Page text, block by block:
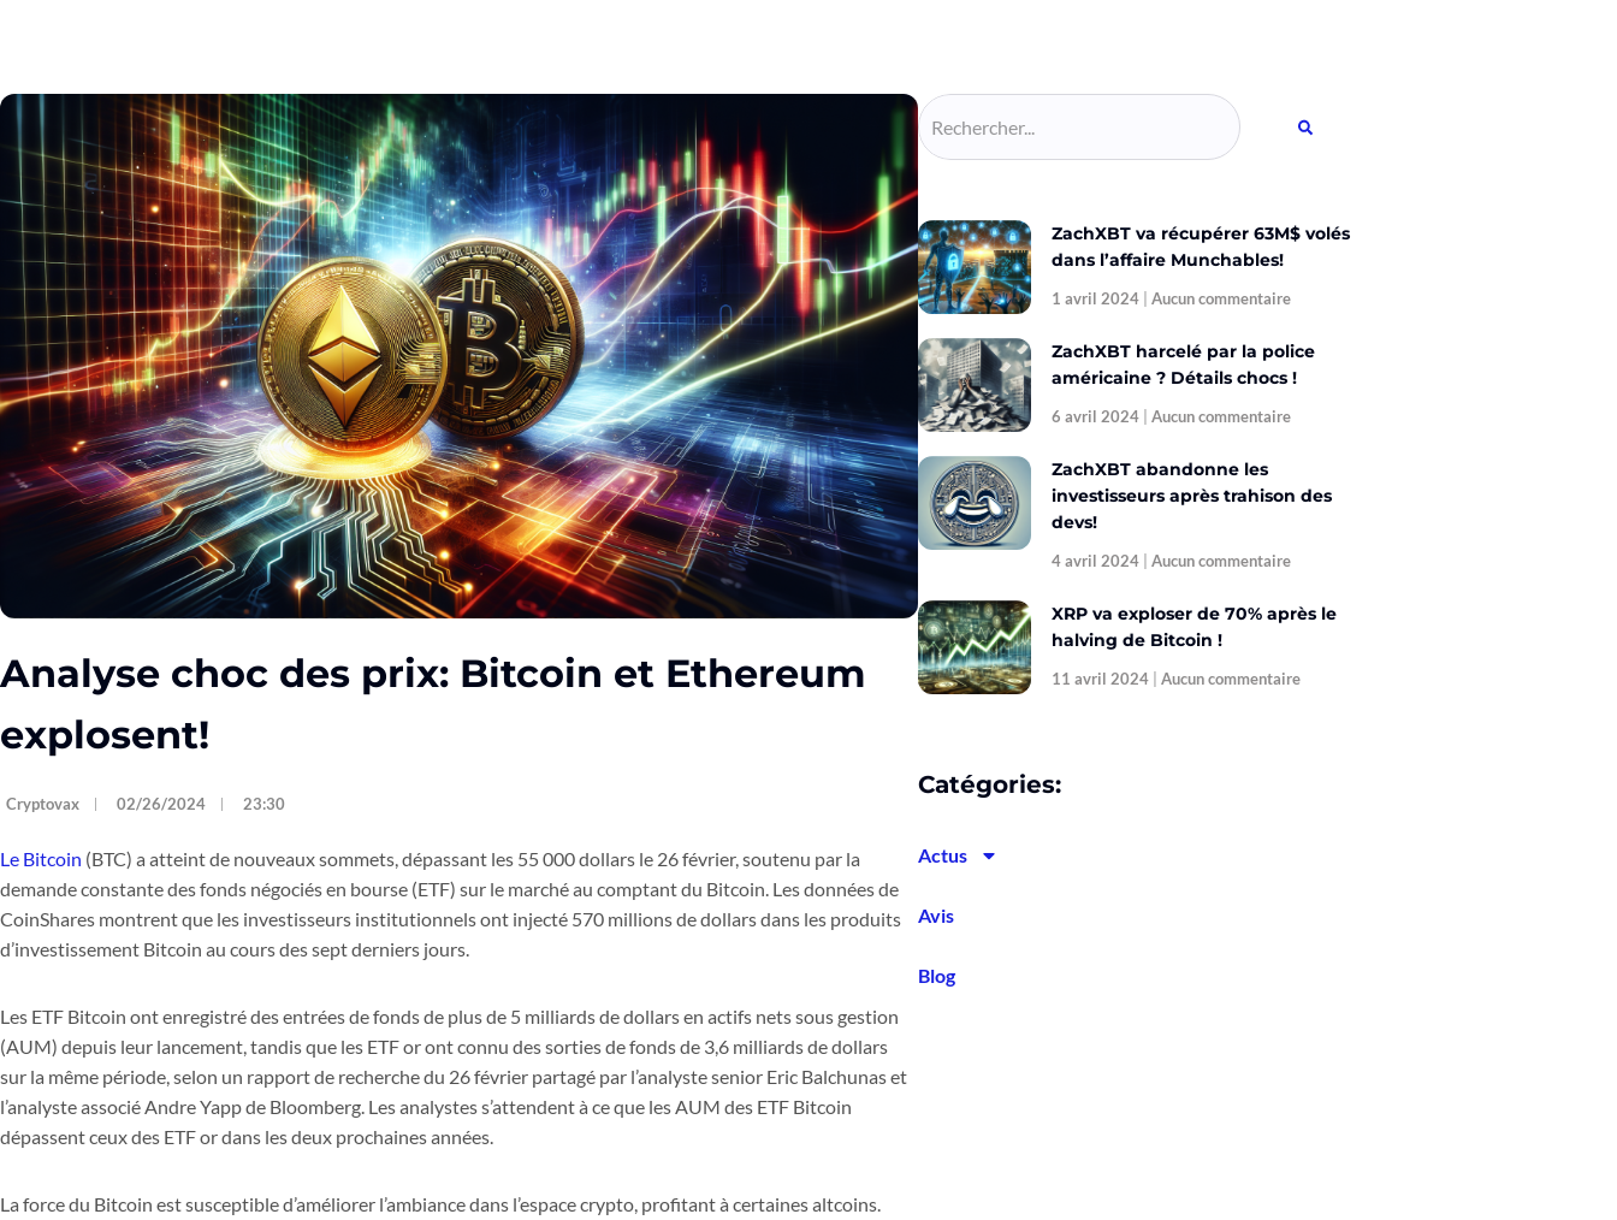
Analyse choc des prix: Bitcoin et Ethereum
explosent!
Cryptovax 02/26/2024 23:30
Le Bitcoin (BTC) a atteint de nouveaux sommets, dépassant les 55 000 dollars le 26 février, soutenu par la
demande constante des fonds négociés en bourse (ETF) sur le marché au comptant du Bitcoin. Les données de
CoinShares montrent que les investisseurs institutionnels ont injecté 570 millions de dollars dans les produits
d’investissement Bitcoin au cours des sept derniers jours.
Les ETF Bitcoin ont enregistré des entrées de fonds de plus de 5 milliards de dollars en actifs nets sous gestion
(AUM) depuis leur lancement, tandis que les ETF or ont connu des sorties de fonds de 3,6 milliards de dollars
sur la même période, selon un rapport de recherche du 26 février partagé par l’analyste senior Eric Balchunas et
l’analyste associé Andre Yapp de Bloomberg. Les analystes s’attendent à ce que les AUM des ETF Bitcoin
dépassent ceux des ETF or dans les deux prochaines années.
La force du Bitcoin est susceptible d’améliorer l’ambiance dans l’espace crypto, profitant à certaines altcoins.
ZachXBT va récupérer 63M$ volés
dans l’affaire Munchables!
1 avril 2024 Aucun commentaire
ZachXBT harcelé par la police
américaine ? Détails chocs !
6 avril 2024 Aucun commentaire
ZachXBT abandonne les
investisseurs après trahison des
devs!
4 avril 2024 Aucun commentaire
XRP va exploser de 70% après le
halving de Bitcoin !
11 avril 2024 Aucun commentaire
Catégories:
Actus
Avis
Blog